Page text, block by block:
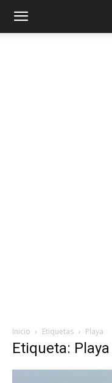
Inicio Etiquetas Playa
Etiqueta: Playa